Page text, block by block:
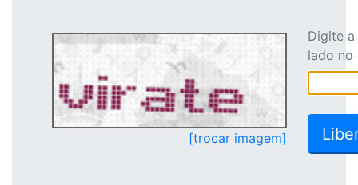
[trocar imagem]
Digite
lado no